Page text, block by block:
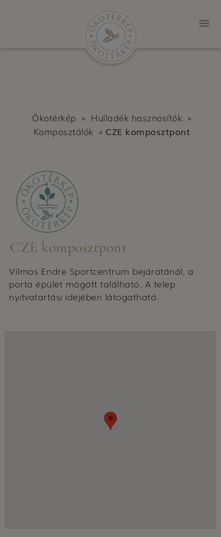
Ökotérkép » Hulladék hasznosítók »
Komposztálók » CZE komposztpont
CZE komposztpont
Vilmos Endre Sportcentrum bejáratánál, a
porta épület mögött található. A telep
nyitvatartási idejében látogatható.